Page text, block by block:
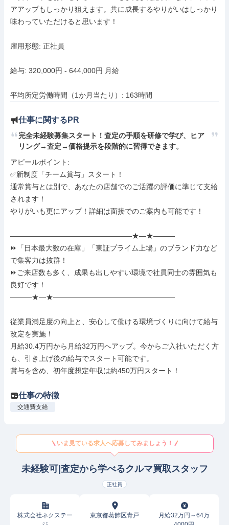
アアップもしっかり狙えます。共に成長するやりがいはしっかり
味わっていただけると思います！
雇用形態: 正社員
給与: 320,000円 - 644,000円 月給
平均所定労働時間（1か月当たり）: 163時間
仕事に関するPR
完全未経験募集スタート！査定の手順を研修で学び、ヒア
リング→査定→価格提示を段階的に習得できます。
アピールポイント:
✅新制度「チーム賞与」スタート！
通常賞与とは別で、あなたの店舗でのご活躍の評価に準じて支給
されます！
やりがいも更にアップ！詳細は面接でのご案内も可能です！
―――――――――――――――――★―★―――
⏩️「日本最大数の在庫」「東証プライム上場」のブランド力など
で集客力は抜群！
⏩️ご来店数も多く、成果も出しやすい環境で社員同士の雰囲気も
良好です！
―――★―★―――――――――――――――――
従業員満足度の向上と、安心して働ける環境づくりに向けて給与
改定を実施！
月給30.4万円から月給32万円へアップ。今からご入社いただく方
も、引き上げ後の給与でスタート可能です。
賞与を含め、初年度想定年収は約450万円スタート！
仕事の特徴
交通費支給
いま見ている求人へ応募してみましょう！
未経験可|査定から学べるクルマ買取スタッフ
正社員
株式会社ネクステー
東京都葛飾区青戸
月給32万円～64万